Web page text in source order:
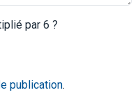
par 6 ?
publication.